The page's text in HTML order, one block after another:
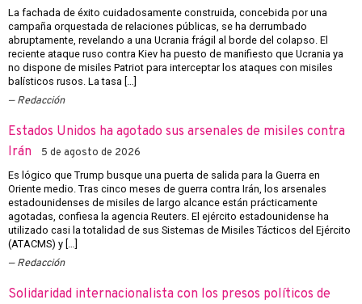
La fachada de éxito cuidadosamente construida, concebida por una
campaña orquestada de relaciones públicas, se ha derrumbado
abruptamente, revelando a una Ucrania frágil al borde del colapso. El
reciente ataque ruso contra Kiev ha puesto de manifiesto que Ucrania ya
no dispone de misiles Patriot para interceptar los ataques con misiles
balísticos rusos. La tasa […]
Redacción
Estados Unidos ha agotado sus arsenales de misiles contra
Irán
5 de agosto de 2026
Es lógico que Trump busque una puerta de salida para la Guerra en
Oriente medio. Tras cinco meses de guerra contra Irán, los arsenales
estadounidenses de misiles de largo alcance están prácticamente
agotadas, confiesa la agencia Reuters. El ejército estadounidense ha
utilizado casi la totalidad de sus Sistemas de Misiles Tácticos del Ejército
(ATACMS) y […]
Redacción
Solidaridad internacionalista con los presos políticos de